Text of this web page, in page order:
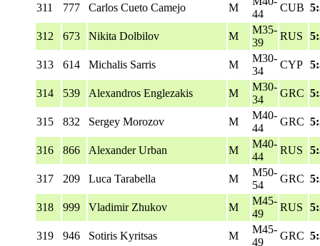
311 777 Carlos Cueto Camejo M
44
CUB
312 673 Nikita Dolbilov M
M35-
39
RUS
313 614 Michalis Sarris M
M30-
34
CYP
314 539 Alexandros Englezakis M
M30-
34
GRC
315 832 Sergey Morozov M
M40-
44
GRC
316 866 Alexander Urban M
M40-
44
RUS
317 209 Luca Tarabella M
M50-
54
GRC
318 999 Vladimir Zhukov M
M45-
49
RUS
319 946 Sotiris Kyritsas M
M45-
49
GRC